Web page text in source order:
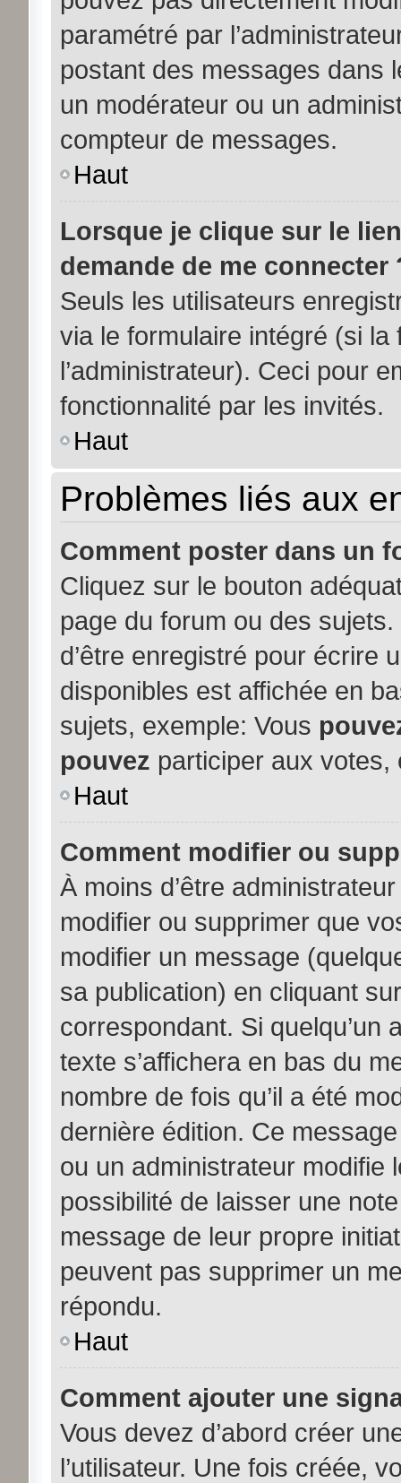
paramétré par
postant des messages dans
un modérateur ou un
compteur de messages.
Haut
Lorsque je clique sur le
demande de me connecter
Seuls les utilisateurs
via le formulaire intégré (si
l’administrateur). Ceci pour
fonctionnalité par les invités.
Haut
Problèmes liés aux
Comment poster dans un
Cliquez sur le bouton
page du forum ou des
d’être enregistré pour écrire
disponibles est affichée en
sujets, exemple: Vous
pouvez participer aux votes,
Haut
Comment modifier ou
À moins d’être
modifier ou supprimer que
modifier un message
sa publication) en cliquant
correspondant. Si quelqu’un
texte s’affichera en bas du
nombre de fois qu’il a été
dernière édition. Ce
ou un administrateur modifie
possibilité de laisser une
message de leur propre
peuvent pas supprimer un
répondu.
Haut
Comment ajouter une
Vous devez d’abord créer
l’utilisateur. Une fois créée,